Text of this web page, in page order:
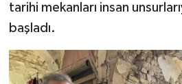
tarihi mekanları insan
başladı.
YAŞAM
KÜLTÜR SANAT